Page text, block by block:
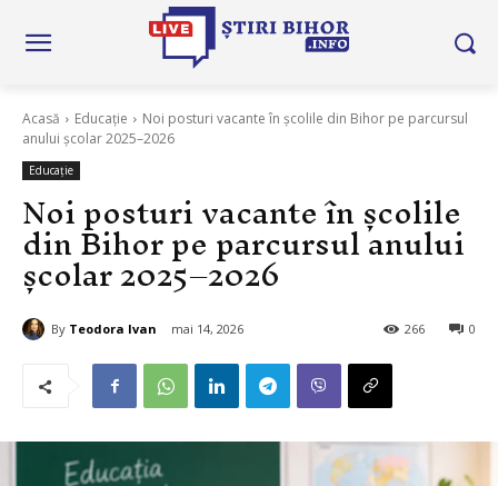
Acasă Educație
Noi posturi vacante în școlile din Bihor pe parcursul
anului școlar 2025–2026
Educație
Noi posturi vacante în școlile
din Bihor pe parcursul anului
școlar 2025–2026
By Teodora Ivan mai 14, 2026 0
266